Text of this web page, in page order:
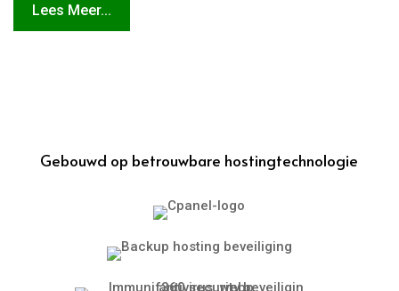
Lees Meer...
Gebouwd op betrouwbare hostingtechnologie